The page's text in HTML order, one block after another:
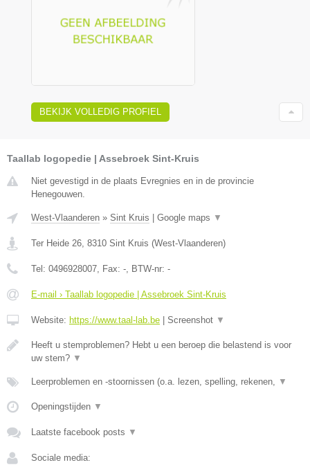
BEKIJK VOLLEDIG PROFIEL
Taallab logopedie | Assebroek Sint-Kruis
Niet gevestigd in de plaats Evregnies en in de provincie
Henegouwen.
West-Vlaanderen » Sint Kruis | Google maps ▼
Ter Heide 26 8310 Sint Kruis (West-Vlaanderen)
Tel: 0496928007 , Fax: - , BTW-nr: -
E-mail › Taallab logopedie | Assebroek Sint-Kruis
Website: https://www.taal-lab.be | Screenshot ▼
Heeft u stemproblemen? Hebt u een beroep die belastend is voor
uw stem? ▼
Leerproblemen en -stoornissen (o.a. lezen, spelling, rekenen, ▼
Openingstijden ▼
Laatste facebook posts ▼
Sociale media: